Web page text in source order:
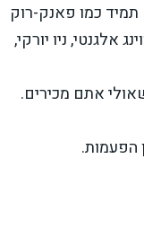
תמיד כמו פאנק-רוק
אלגנטי, ניו יורקי,
אתם מכירים.
הפעמות.